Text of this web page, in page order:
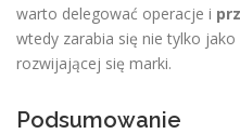
warto delegować operacje i
wtedy zarabia się nie tylko jako
rozwijającej się marki.
Podsumowanie